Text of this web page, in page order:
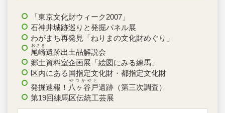
「東京文化財ウィーク2007」
石神井城跡巡りと発掘パネル展
わがまち再発見「ねりまの文化財めぐり」
尾崎
おさき
遺跡出土品解説会
郷土資料室企画展「絵図にみる練馬」
区内にある国指定文化財・都指定文化財
発掘速報！ 八ヶ谷戸
やつがやと
遺跡（第三次調査）
第19回練馬区伝統工芸展